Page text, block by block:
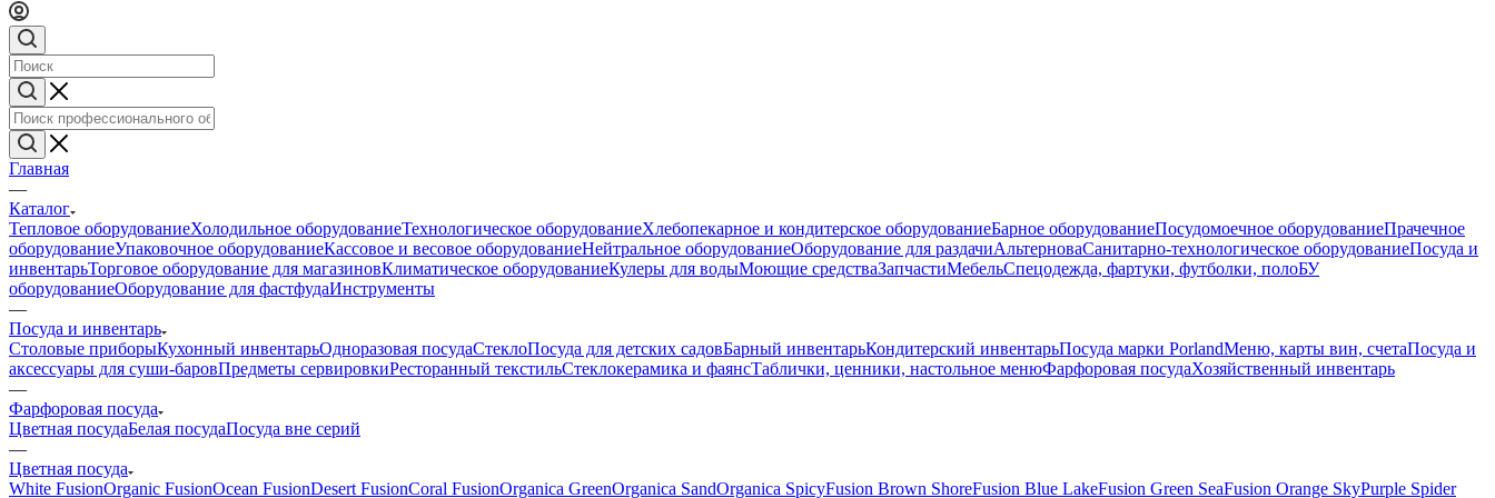
Главная
—
Каталог
Тепловое оборудованиеХолодильное оборудованиеТехнологическое оборудованиеХлебопекарное и кондитерское оборудованиеБарное оборудованиеПосудомоечное оборудованиеПрачечное
оборудованиеУпаковочное оборудованиеКассовое и весовое оборудованиеНейтральное оборудованиеОборудование для раздачиАльтерноваСанитарно-технологическое оборудованиеПосуда и
инвентарьТорговое оборудование для магазиновКлиматическое оборудованиеКулеры для водыМоющие средстваЗапчастиМебельСпецодежда, фартуки, футболки, полоБУ
оборудованиеОборудование для фастфудаИнструменты
—
Посуда и инвентарь
Столовые приборыКухонный инвентарьОдноразовая посудаСтеклоПосуда для детских садовБарный инвентарьКондитерский инвентарьПосуда марки PorlandМеню, карты вин, счетаПосуда и
аксессуары для суши-баровПредметы сервировкиРесторанный текстильСтеклокерамика и фаянсТаблички, ценники, настольное менюФарфоровая посудаХозяйственный инвентарь
—
Фарфоровая посуда
Цветная посудаБелая посудаПосуда вне серий
—
Цветная посуда
White FusionOrganic FusionOcean FusionDesert FusionCoral FusionOrganica GreenOrganica SandOrganica SpicyFusion Brown ShoreFusion Blue LakeFusion Green SeaFusion Orange SkyPurple Spider